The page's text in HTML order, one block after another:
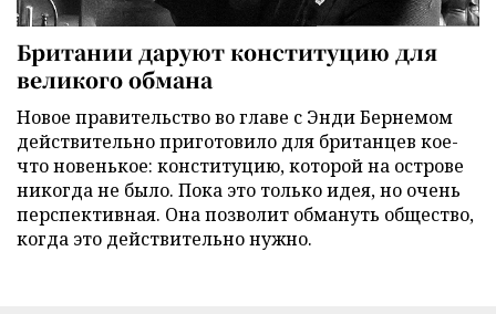
Британии даруют конституцию для
великого обмана
Новое правительство во главе с Энди Бернемом
действительно приготовило для британцев кое-
что новенькое: конституцию, которой на острове
никогда не было. Пока это только идея, но очень
перспективная. Она позволит обмануть общество,
когда это действительно нужно.